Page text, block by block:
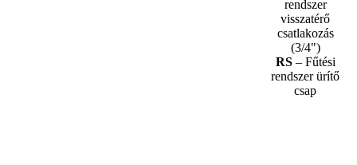
rendszer
visszatérő
csatlakozás
(3/4")
RS– Fűtési
rendszer ürítő
csap